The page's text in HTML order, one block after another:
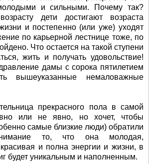
и сильными. Почему так?
дети достигают возраста
и постепенно (или уже) уходят
по карьерной лестнице тоже, по
Что остается на такой ступени
жить и получать удовольствие!
дамы с сорока пятилетием
вышеуказанные немаловажные
прекрасного пола в самой
или не явно, но хочет, чтобы
самые близкие люди) обратили
то, что она молодая,
и полна энергии и жизни, в
будет уникальным и наполненным.